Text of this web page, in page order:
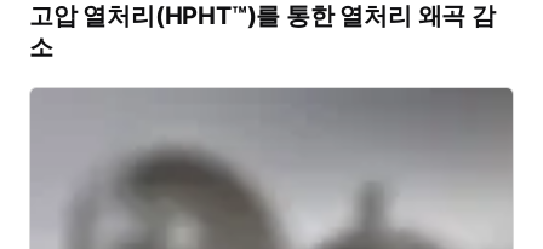
고압 열처리(HPHT™)를 통한 열처리 왜곡 감
소